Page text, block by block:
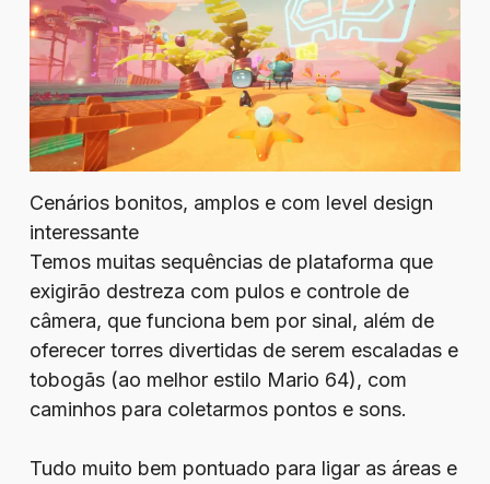
Cenários bonitos, amplos e com level design
interessante
Temos muitas sequências de plataforma que
exigirão destreza com pulos e controle de
câmera, que funciona bem por sinal, além de
oferecer torres divertidas de serem escaladas e
tobogãs (ao melhor estilo Mario 64), com
caminhos para coletarmos pontos e sons.
Tudo muito bem pontuado para ligar as áreas e